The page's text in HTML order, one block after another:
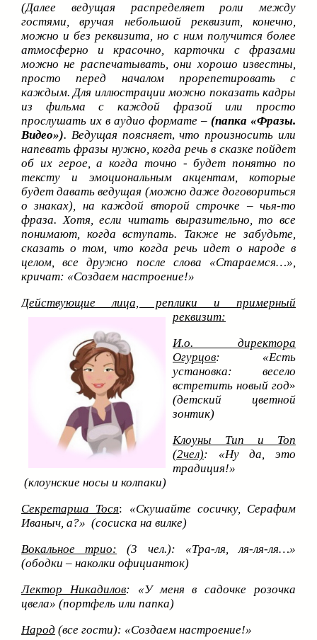
(Далее ведущая распределяет роли между
гостями, вручая небольшой реквизит, конечно,
можно и без реквизита, но с ним получится более
атмосферно и красочно, карточки с фразами
можно не распечатывать, они хорошо известны,
просто перед началом прорепетировать с
каждым. Для иллюстрации можно показать кадры
из фильма с каждой фразой или просто
прослушать их в аудио формате – (папка «Фразы.
Видео»). Ведущая поясняет,что произносить или
напевать фразы нужно, когда речь в сказке пойдет
об их герое, а когда точно - будет понятно по
тексту и эмоциональным акцентам, которые
будет давать ведущая (можно даже договориться
о знаках), на каждой второй строчке – чья-то
фраза. Хотя, если читать выразительно, то все
понимают, когда вступать. Также не забудьте,
сказать о том, что когда речь идет о народе в
целом, все дружно после слова «Стараемся…»,
кричат: «Создаем настроение!»
Действующие лица, реплики и примерный
реквизит:
И.о. директора
Огурцов: «Есть
установка: весело
встретить новый год»
(детский цветной
зонтик)
Клоуны Тип и Топ
(2чел): «Ну да, это
традиция!»
(клоунские носы и колпаки)
Секретарша Тося: «Скушайте сосичку, Серафим
Иваныч, а?» (сосиска на вилке)
Вокальное трио:
(3 чел.): «Тра-ля, ля-ля-ля…»
(ободки – наколки официанток)
Лектор Никадилов: «У меня в садочке розочка
цвела» (портфель или папка)
Народ (все гости): «Создаем настроение!»